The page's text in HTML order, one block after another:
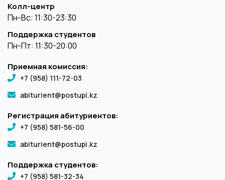
Колл-центр
Пн-Вс: 11:30-23:30
Поддержка студентов
Пн-Пт: 11:30-20:00
Приемная комиссия:
+7 (958) 111-72-03
abiturient@postupi.kz
Регистрация абитуриентов:
+7 (958) 581-56-00
abiturient@postupi.kz
Поддержка студентов:
+7 (958) 581-32-34